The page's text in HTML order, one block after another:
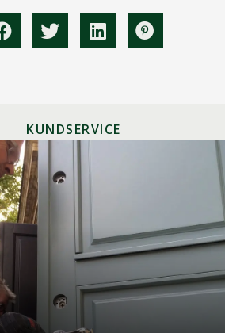
KUNDSERVICE